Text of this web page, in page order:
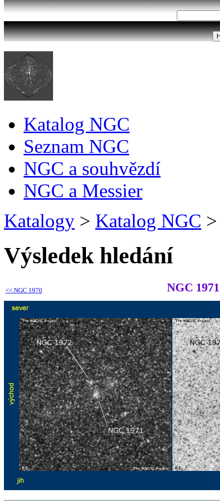
Katalog NGC
Seznam NGC
NGC a souhvězdí
NGC a Messier
Katalogy > Katalog NGC >
Výsledek hledání
<< NGC 1970 NGC 1971